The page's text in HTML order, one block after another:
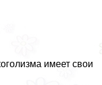
имеет свои